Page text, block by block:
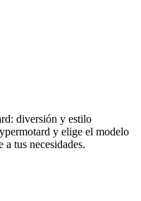
diversión y estilo
y elige el modelo
a tus necesidades.